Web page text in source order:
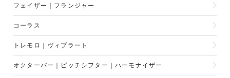
フェイザー｜フランジャー
コーラス
トレモロ｜ヴィブラート
オクターバー｜ピッチシフター｜ハーモナイザー